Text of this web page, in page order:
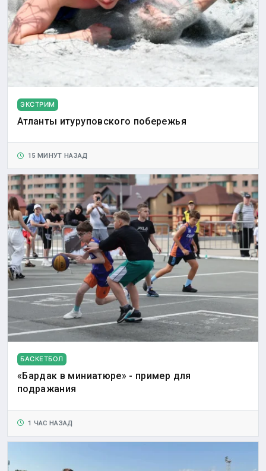
ЭКСТРИМ
Атланты итуруповского побережья
15 МИНУТ НАЗАД
БАСКЕТБОЛ
«Бардак в миниатюре» - пример для
подражания
1 ЧАС НАЗАД